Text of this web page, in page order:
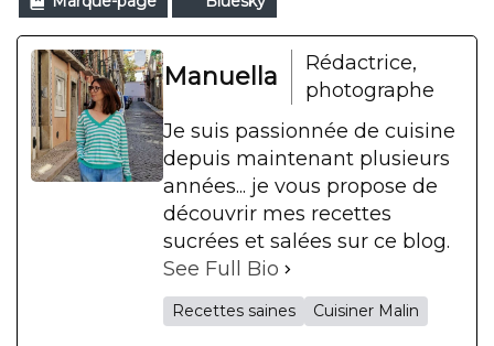
Manuella
Rédactrice,
photographe
Je suis passionnée de cuisine
depuis maintenant plusieurs
années... je vous propose de
découvrir mes recettes
sucrées et salées sur ce blog.
See Full Bio
Recettes saines Cuisiner Malin